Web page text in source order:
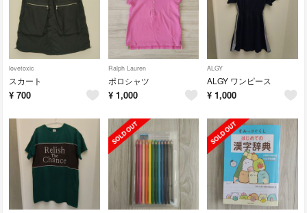
lovetoxic
スカート
¥ 700
Ralph Lauren
ポロシャツ
¥ 1,000
ALGY
ALGY ワンピース
¥ 1,000